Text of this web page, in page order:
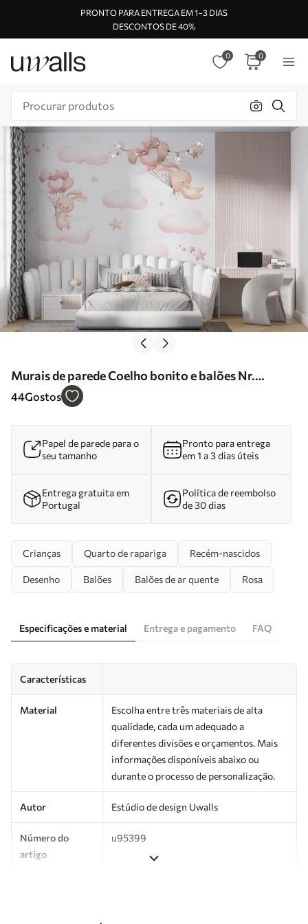
PRONTO PARA ENTREGA EM 1–3 DIAS
DESCONTOS DE 40%
0 0
Murais de parede Coelho bonito e balões Nr.
u95399
44Gostos
Papel de parede para o
seu tamanho
Pronto para entrega
em 1 a 3 dias úteis
Entrega gratuita em
Portugal
Política de reembolso
de 30 dias
Crianças Quarto de rapariga Recém-nascidos
Desenho Balões Balões de ar quente Rosa
Especificações e material Entrega e pagamento FAQ
Características
Material
Escolha entre três materiais de alta
qualidade, cada um adequado a
diferentes divisões e orçamentos. Mais
informações disponíveis abaixo ou
durante o processo de personalização.
Autor Estúdio de design Uwalls
Número do
artigo
u95399